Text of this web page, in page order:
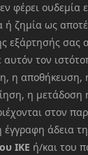
φέρει ουδεμία
ή ζημία ως
εξάρτησής σας
αυτόν τον
η
η μετάδοση
στον
άδεια
ΙΚΕ ή/και του